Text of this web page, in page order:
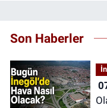
Son Haberler